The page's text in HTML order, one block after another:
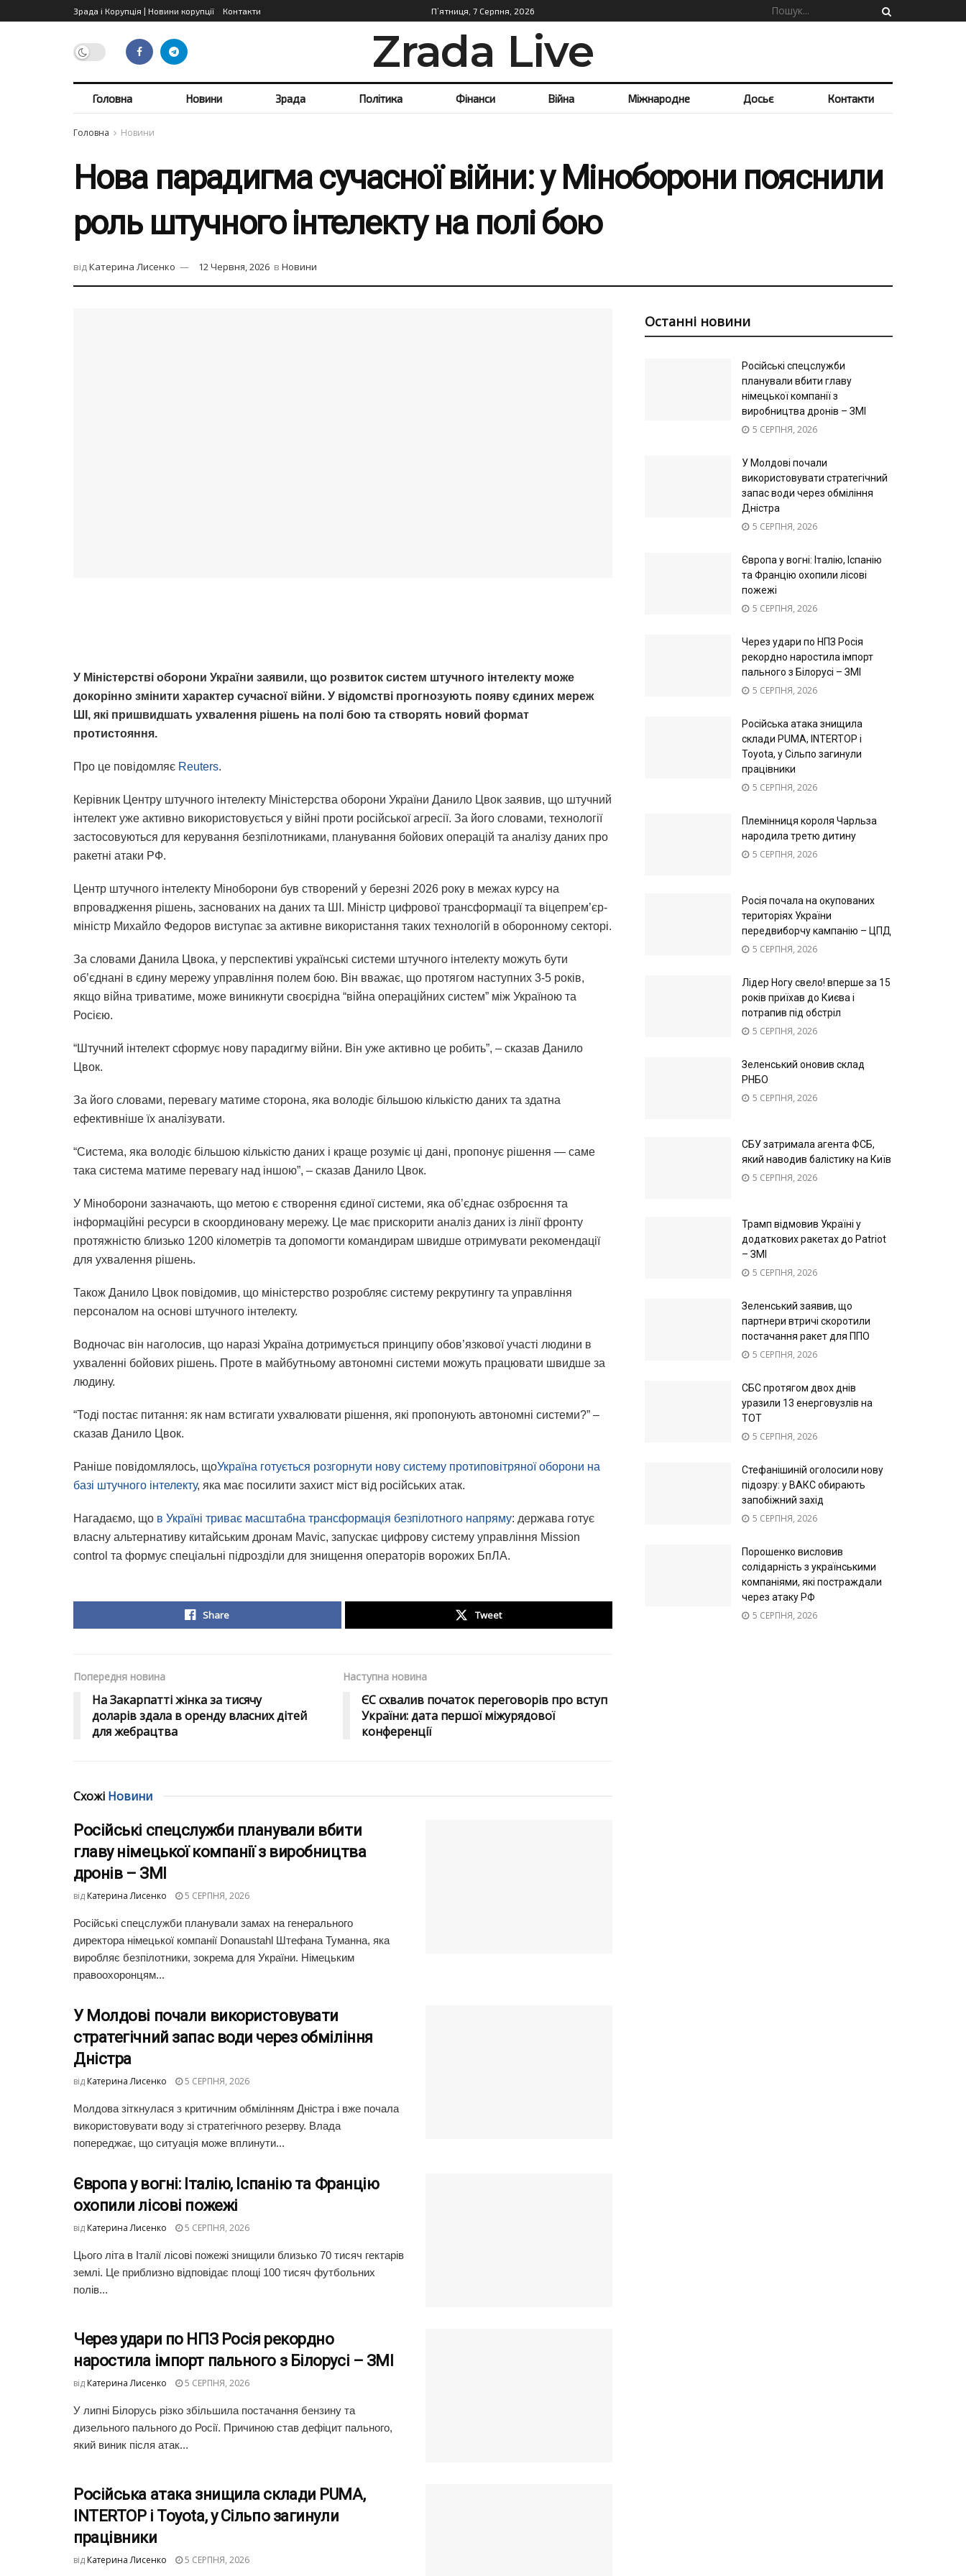
Зрада і Корупція | Новини корупції Контакти П’ятниця, 7 Серпня, 2026
Zrada Live
Головна Новини Зрада Політика Фінанси Війна Міжнародне Досьє Контакти
Головна Новини
Нова парадигма сучасної війни: у Міноборони пояснили
роль штучного інтелекту на полі бою
відКатерина Лисенко 12 Червня, 2026 в Новини
У Міністерстві оборони України заявили, що розвиток систем штучного інтелекту може
докорінно змінити характер сучасної війни. У відомстві прогнозують появу єдиних мереж
ШІ, які пришвидшать ухвалення рішень на полі бою та створять новий формат
протистояння.
Про це повідомляє Reuters.
Керівник Центру штучного інтелекту Міністерства оборони України Данило Цвок заявив, що штучний
інтелект уже активно використовується у війні проти російської агресії. За його словами, технології
застосовуються для керування безпілотниками, планування бойових операцій та аналізу даних про
ракетні атаки РФ.
Центр штучного інтелекту Міноборони був створений у березні 2026 року в межах курсу на
впровадження рішень, заснованих на даних та ШІ. Міністр цифрової трансформації та віцепрем’єр-
міністр Михайло Федоров виступає за активне використання таких технологій в оборонному секторі.
За словами Данила Цвока, у перспективі українські системи штучного інтелекту можуть бути
об’єднані в єдину мережу управління полем бою. Він вважає, що протягом наступних 3-5 років,
якщо війна триватиме, може виникнути своєрідна “війна операційних систем” між Україною та
Росією.
“Штучний інтелект сформує нову парадигму війни. Він уже активно це робить”, – сказав Данило
Цвок.
За його словами, перевагу матиме сторона, яка володіє більшою кількістю даних та здатна
ефективніше їх аналізувати.
“Система, яка володіє більшою кількістю даних і краще розуміє ці дані, пропонує рішення — саме
така система матиме перевагу над іншою”, – сказав Данило Цвок.
У Міноборони зазначають, що метою є створення єдиної системи, яка об’єднає озброєння та
інформаційні ресурси в скоординовану мережу. Це має прискорити аналіз даних із лінії фронту
протяжністю близько 1200 кілометрів та допомогти командирам швидше отримувати рекомендації
для ухвалення рішень.
Також Данило Цвок повідомив, що міністерство розробляє систему рекрутингу та управління
персоналом на основі штучного інтелекту.
Водночас він наголосив, що наразі Україна дотримується принципу обов’язкової участі людини в
ухваленні бойових рішень. Проте в майбутньому автономні системи можуть працювати швидше за
людину.
“Тоді постає питання: як нам встигати ухвалювати рішення, які пропонують автономні системи?” –
сказав Данило Цвок.
Раніше повідомлялось, щоУкраїна готується розгорнути нову систему протиповітряної оборони на
базі штучного інтелекту, яка має посилити захист міст від російських атак.
Нагадаємо, що в Україні триває масштабна трансформація безпілотного напряму: держава готує
власну альтернативу китайським дронам Mavic, запускає цифрову систему управління Mission
control та формує спеціальні підрозділи для знищення операторів ворожих БпЛА.
Share Tweet
Попередня новина
На Закарпатті жінка за тисячу
доларів здала в оренду власних дітей
для жебрацтва
Наступна новина
ЄС схвалив початок переговорів про вступ
України: дата першої міжурядової
конференції
Схожі Новини
Російські спецслужби планували вбити
главу німецької компанії з виробництва
дронів – ЗМІ
від Катерина Лисенко 5 СЕРПНЯ, 2026
Російські спецслужби планували замах на генерального
директора німецької компанії Donaustahl Штефана Туманна, яка
виробляє безпілотники, зокрема для України. Німецьким
правоохоронцям...
У Молдові почали використовувати
стратегічний запас води через обміління
Дністра
від Катерина Лисенко 5 СЕРПНЯ, 2026
Молдова зіткнулася з критичним обмілінням Дністра і вже почала
використовувати воду зі стратегічного резерву. Влада
попереджає, що ситуація може вплинути...
Європа у вогні: Італію, Іспанію та Францію
охопили лісові пожежі
від Катерина Лисенко 5 СЕРПНЯ, 2026
Цього літа в Італії лісові пожежі знищили близько 70 тисяч гектарів
землі. Це приблизно відповідає площі 100 тисяч футбольних
полів...
Через удари по НПЗ Росія рекордно
наростила імпорт пального з Білорусі – ЗМІ
від Катерина Лисенко 5 СЕРПНЯ, 2026
У липні Білорусь різко збільшила постачання бензину та
дизельного пального до Росії. Причиною став дефіцит пального,
який виник після атак...
Російська атака знищила склади PUMA,
INTERTOP і Toyota, у Сільпо загинули
працівники
від Катерина Лисенко 5 СЕРПНЯ, 2026
Останні новини
Російські спецслужби
планували вбити главу
німецької компанії з
виробництва дронів – ЗМІ
5 СЕРПНЯ, 2026
У Молдові почали
використовувати стратегічний
запас води через обміління
Дністра
5 СЕРПНЯ, 2026
Європа у вогні: Італію, Іспанію
та Францію охопили лісові
пожежі
5 СЕРПНЯ, 2026
Через удари по НПЗ Росія
рекордно наростила імпорт
пального з Білорусі – ЗМІ
5 СЕРПНЯ, 2026
Російська атака знищила
склади PUMA, INTERTOP і
Toyota, у Сільпо загинули
працівники
5 СЕРПНЯ, 2026
Племінниця короля Чарльза
народила третю дитину
5 СЕРПНЯ, 2026
Росія почала на окупованих
територіях України
передвиборчу кампанію – ЦПД
5 СЕРПНЯ, 2026
Лідер Ногу свело! вперше за 15
років приїхав до Києва і
потрапив під обстріл
5 СЕРПНЯ, 2026
Зеленський оновив склад
РНБО
5 СЕРПНЯ, 2026
СБУ затримала агента ФСБ,
який наводив балістику на Київ
5 СЕРПНЯ, 2026
Трамп відмовив Україні у
додаткових ракетах до Patriot
– ЗМІ
5 СЕРПНЯ, 2026
Зеленський заявив, що
партнери втричі скоротили
постачання ракет для ППО
5 СЕРПНЯ, 2026
СБС протягом двох днів
уразили 13 енерговузлів на
ТОТ
5 СЕРПНЯ, 2026
Стефанішиній оголосили нову
підозру: у ВАКС обирають
запобіжний захід
5 СЕРПНЯ, 2026
Порошенко висловив
солідарність з українськими
компаніями, які постраждали
через атаку РФ
5 СЕРПНЯ, 2026